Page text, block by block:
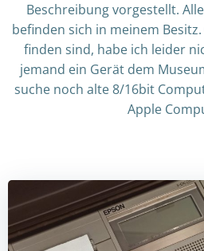
Beschreibung vorgestellt.
befinden sich in meinem
finden sind, habe ich leider
jemand ein Gerät dem
suche noch alte 8/16bit
Apple